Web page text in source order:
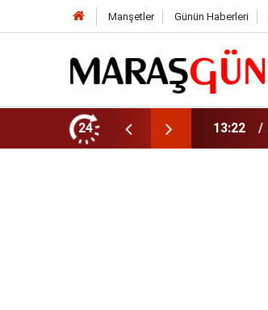
Manşetler Günün Haberleri
24 13:22